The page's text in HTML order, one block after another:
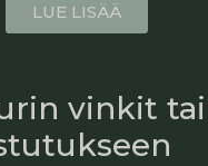
LUE LISÄÄ
vinkit